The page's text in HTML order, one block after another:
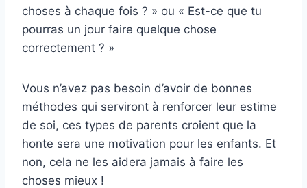
choses à chaque fois ? » ou « Est-ce que tu
pourras un jour faire quelque chose
correctement ? »
Vous n’avez pas besoin d’avoir de bonnes
méthodes qui serviront à renforcer leur estime
de soi, ces types de parents croient que la
honte sera une motivation pour les enfants. Et
non, cela ne les aidera jamais à faire les
choses mieux !